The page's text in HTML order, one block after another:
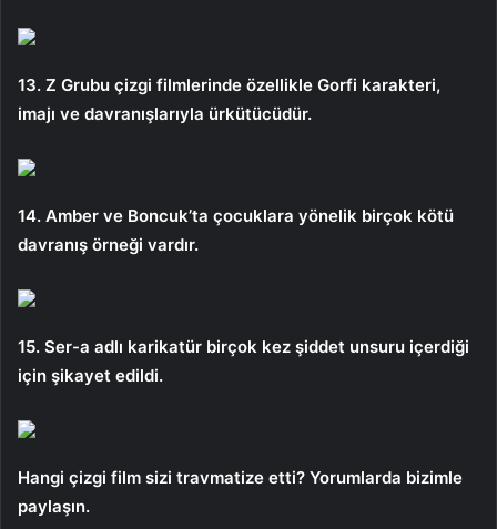
13. Z Grubu çizgi filmlerinde özellikle Gorfi karakteri,
imajı ve davranışlarıyla ürkütücüdür.
14. Amber ve Boncuk’ta çocuklara yönelik birçok kötü
davranış örneği vardır.
15. Ser-a adlı karikatür birçok kez şiddet unsuru içerdiği
için şikayet edildi.
Hangi çizgi film sizi travmatize etti? Yorumlarda bizimle
paylaşın.